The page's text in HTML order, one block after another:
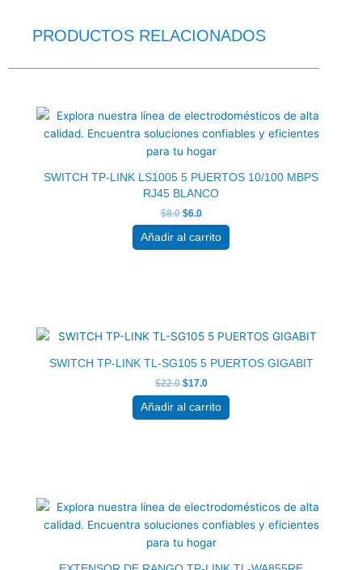
PRODUCTOS RELACIONADOS
SWITCH TP-LINK LS1005 5 PUERTOS 10/100 MBPS
RJ45 BLANCO
$8.0
original
era:
$8.0.
$6.0
actual
es:
$6.0.
Añadir al carrito
SWITCH TP-LINK TL-SG105 5 PUERTOS GIGABIT
$22.0
original
era:
$22.0.
$17.0
actual
es:
$17.0.
Añadir al carrito
original
era:
$19.0.
actual
es:
$14.5.